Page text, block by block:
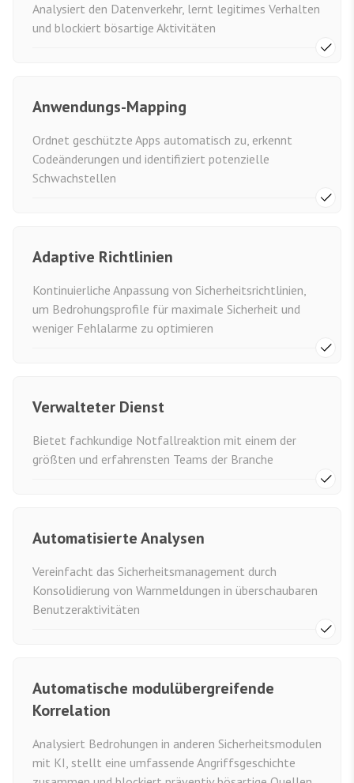
Analysiert den Datenverkehr, lernt legitimes Verhalten
und blockiert bösartige Aktivitäten
Anwendungs-Mapping
Ordnet geschützte Apps automatisch zu, erkennt
Codeänderungen und identifiziert potenzielle
Schwachstellen
Adaptive Richtlinien
Kontinuierliche Anpassung von Sicherheitsrichtlinien,
um Bedrohungsprofile für maximale Sicherheit und
weniger Fehlalarme zu optimieren
Verwalteter Dienst
Bietet fachkundige Notfallreaktion mit einem der
größten und erfahrensten Teams der Branche
Automatisierte Analysen
Vereinfacht das Sicherheitsmanagement durch
Konsolidierung von Warnmeldungen in überschaubaren
Benutzeraktivitäten
Automatische modulübergreifende
Korrelation
Analysiert Bedrohungen in anderen Sicherheitsmodulen
mit KI, stellt eine umfassende Angriffsgeschichte